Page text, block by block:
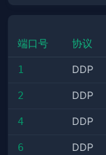
端口号 协议
1 DDP
2 DDP
4 DDP
6 DDP